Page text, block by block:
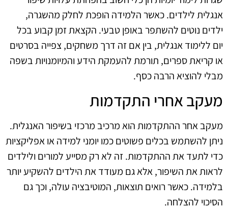
אנגלית לילדים. כאשר הלמידה הופכת לחלק מהשגרה,
ילדים נוטים להשתפר באופן טבעי. הקצאת זמן קבוע בכל
יום ללימוד אנגלית, בין אם זה דרך משחקים, צפייה בסרטים
או קריאת ספרים, תורמת להעמקת הידע והמיומנויות בשפה
מבלי להוציא הרבה כסף.
מעקב אחרי התקדמות
מעקב אחר ההתקדמות הוא מרכיב מרכזי בשיפור האנגלית.
ניתן להשתמש בכלים פשוטים כמו יומני למידה או אפליקציות
כדי לתעד את ההתקדמות. זה לא רק מסייע למורים ולילדים
לראות את השיפור, אלא גם מעודד את הילדים להשקיע יותר
בלמידה. כאשר רואים תוצאות, המוטיבציה עולה, וכך גם
הסיכוי להצלחה.